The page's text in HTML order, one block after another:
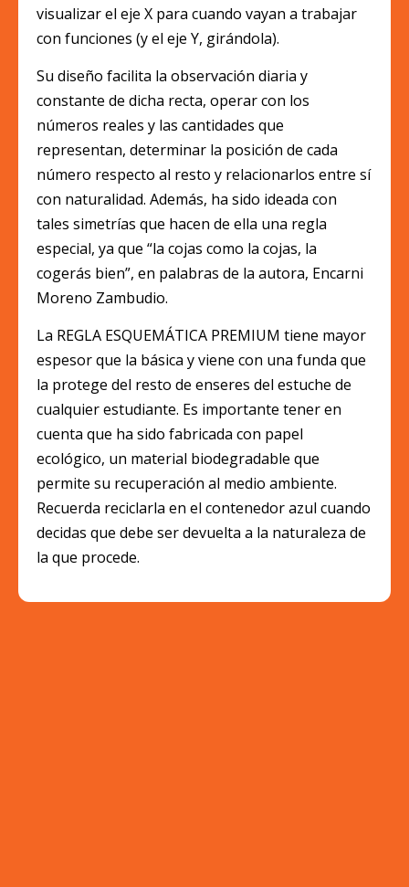
visualizar el eje X para cuando vayan a trabajar
con funciones (y el eje Y, girándola).
Su diseño facilita la observación diaria y
constante de dicha recta, operar con los
números reales y las cantidades que
representan, determinar la posición de cada
número respecto al resto y relacionarlos entre sí
con naturalidad. Además, ha sido ideada con
tales simetrías que hacen de ella una regla
especial, ya que “la cojas como la cojas, la
cogerás bien”, en palabras de la autora, Encarni
Moreno Zambudio.
La REGLA ESQUEMÁTICA PREMIUM tiene mayor
espesor que la básica y viene con una funda que
la protege del resto de enseres del estuche de
cualquier estudiante. Es importante tener en
cuenta que ha sido fabricada con papel
ecológico, un material biodegradable que
permite su recuperación al medio ambiente.
Recuerda reciclarla en el contenedor azul cuando
decidas que debe ser devuelta a la naturaleza de
la que procede.